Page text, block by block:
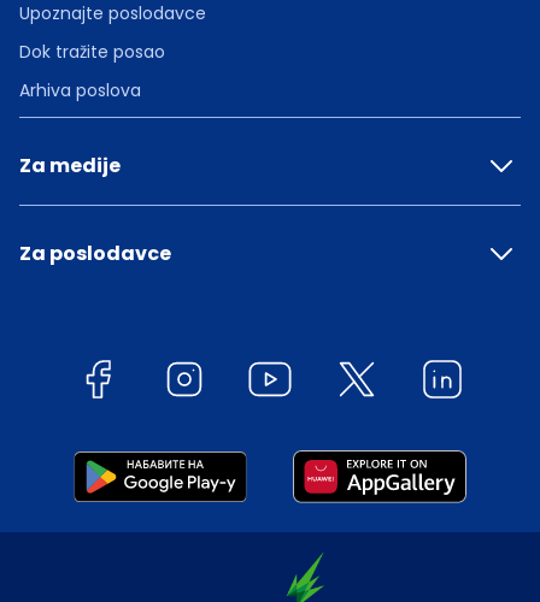
Upoznajte poslodavce
Dok tražite posao
Arhiva poslova
Za medije
Za poslodavce